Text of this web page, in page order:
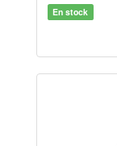
En stock